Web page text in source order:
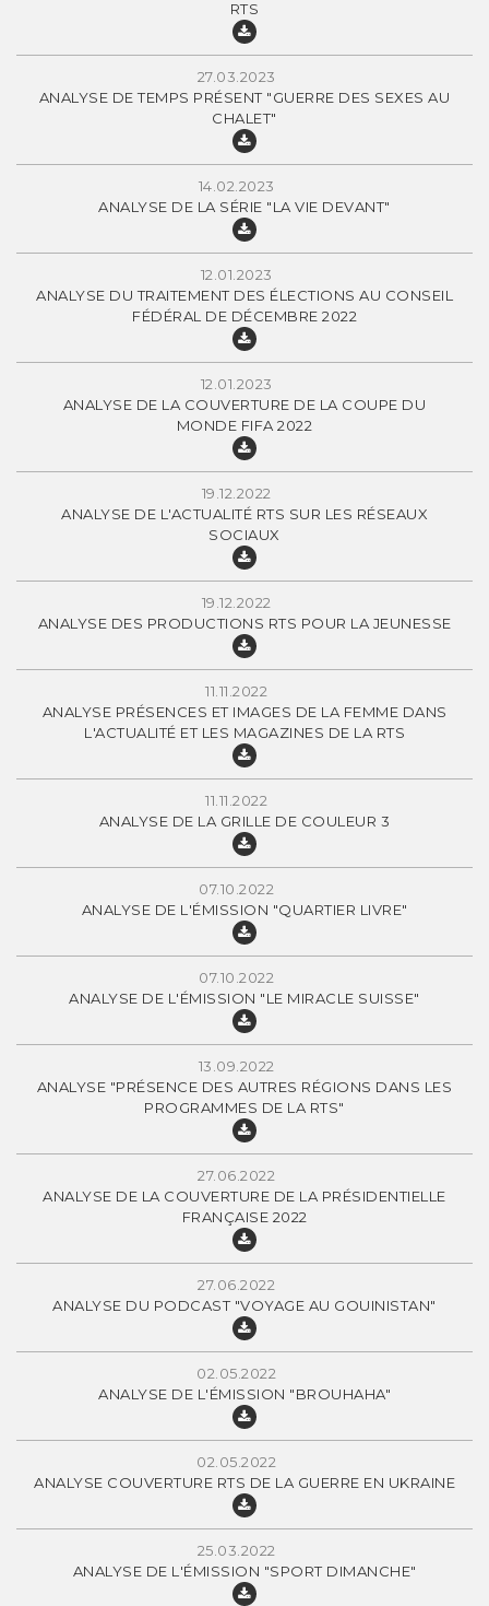
RTS
27.03.2023
ANALYSE DE TEMPS PRÉSENT "GUERRE DES SEXES AU
CHALET"
14.02.2023
ANALYSE DE LA SÉRIE "LA VIE DEVANT"
12.01.2023
ANALYSE DU TRAITEMENT DES ÉLECTIONS AU CONSEIL
FÉDÉRAL DE DÉCEMBRE 2022
12.01.2023
ANALYSE DE LA COUVERTURE DE LA COUPE DU
MONDE FIFA 2022
19.12.2022
ANALYSE DE L'ACTUALITÉ RTS SUR LES RÉSEAUX
SOCIAUX
19.12.2022
ANALYSE DES PRODUCTIONS RTS POUR LA JEUNESSE
11.11.2022
ANALYSE PRÉSENCES ET IMAGES DE LA FEMME DANS
L'ACTUALITÉ ET LES MAGAZINES DE LA RTS
11.11.2022
ANALYSE DE LA GRILLE DE COULEUR 3
07.10.2022
ANALYSE DE L'ÉMISSION "QUARTIER LIVRE"
07.10.2022
ANALYSE DE L'ÉMISSION "LE MIRACLE SUISSE"
13.09.2022
ANALYSE "PRÉSENCE DES AUTRES RÉGIONS DANS LES
PROGRAMMES DE LA RTS"
27.06.2022
ANALYSE DE LA COUVERTURE DE LA PRÉSIDENTIELLE
FRANÇAISE 2022
27.06.2022
ANALYSE DU PODCAST "VOYAGE AU GOUINISTAN"
02.05.2022
ANALYSE DE L'ÉMISSION "BROUHAHA"
02.05.2022
ANALYSE COUVERTURE RTS DE LA GUERRE EN UKRAINE
25.03.2022
ANALYSE DE L'ÉMISSION "SPORT DIMANCHE"